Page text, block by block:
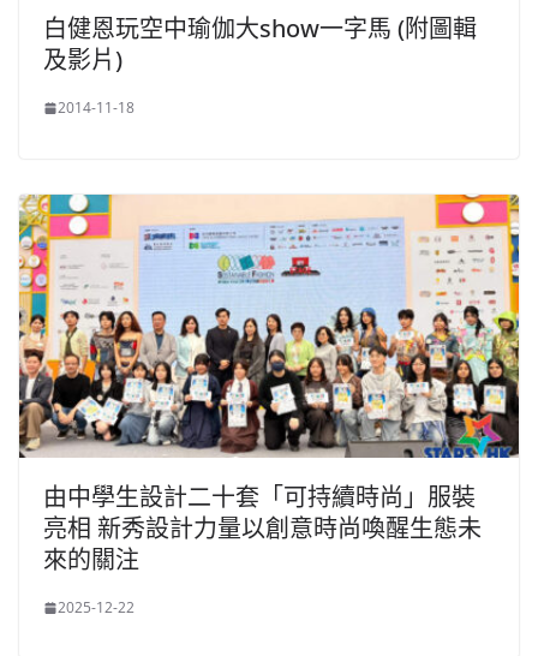
白健恩玩空中瑜伽大show一字馬 (附圖輯
及影片)
2014-11-18
由中學生設計二十套「可持續時尚」服裝
亮相 新秀設計力量以創意時尚喚醒生態未
來的關注
2025-12-22